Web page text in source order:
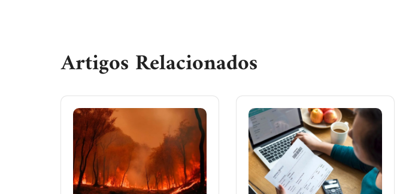
Artigos Relacionados